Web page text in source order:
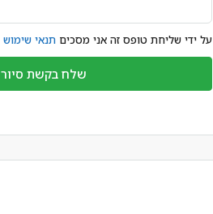
על ידי שליחת טופס זה אני מסכיםתנאי שימוש
שלח בקשת סיור